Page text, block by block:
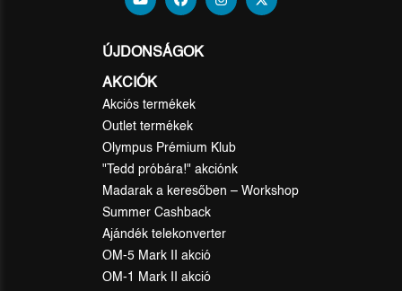
ÚJDONSÁGOK
AKCIÓK
Akciós termékek
Outlet termékek
Olympus Prémium Klub
"Tedd próbára!" akciónk
Madarak a keresőben – Workshop
Summer Cashback
Ajándék telekonverter
OM-5 Mark II akció
OM-1 Mark II akció